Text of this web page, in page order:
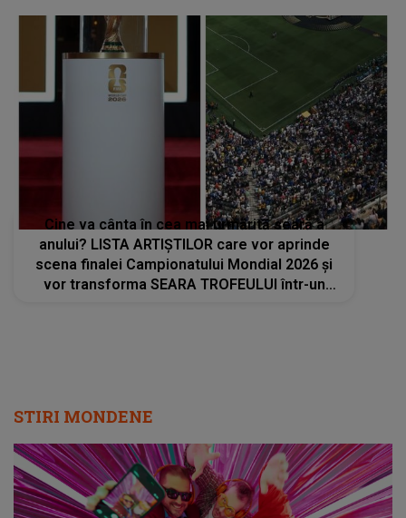
Cine va cânta în cea mai urmărită seară a
anului? LISTA ARTIȘTILOR care vor aprinde
scena finalei Campionatului Mondial 2026 și
vor transforma SEARA TROFEULUI într-un
show de neuitat: "Ceremonia de închidere va
încheia..."
STIRI MONDENE
Radio Impuls cucerește tot mai mulți